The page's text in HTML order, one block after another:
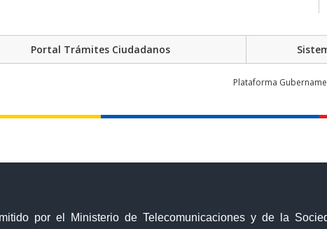
por el Ministerio de Telecomunicaciones y de la
Portal Trámites Ciudadanos
Plataforma